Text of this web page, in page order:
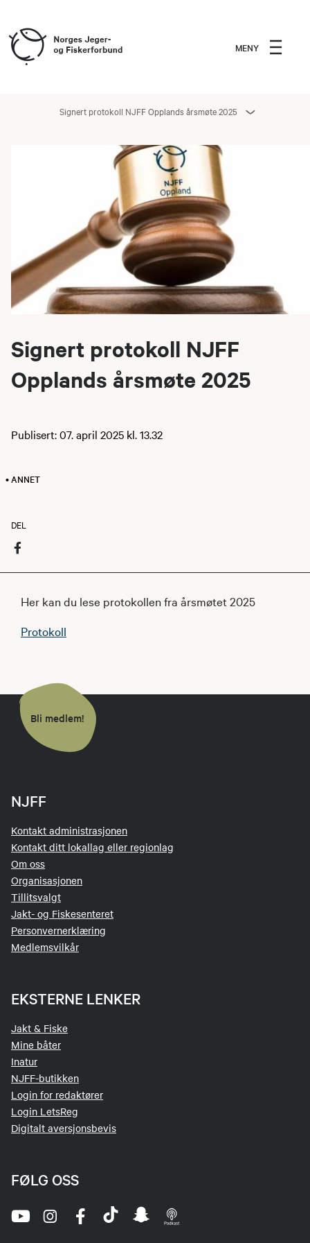
MENY
Signert protokoll NJFF Opplands årsmøte 2025
Signert protokoll NJFF
Opplands årsmøte 2025
Publisert: 07. april 2025 kl. 13.32
• ANNET
DEL
Her kan du lese protokollen fra årsmøtet 2025
Protokoll
Bli medlem!
NJFF
Kontakt administrasjonen
Kontakt ditt lokallag eller regionlag
Om oss
Organisasjonen
Tillitsvalgt
Jakt- og Fiskesenteret
Personvernerklæring
Medlemsvilkår
EKSTERNE LENKER
Jakt & Fiske
Mine båter
Inatur
NJFF-butikken
Login for redaktører
Login LetsReg
Digitalt aversjonsbevis
FØLG OSS